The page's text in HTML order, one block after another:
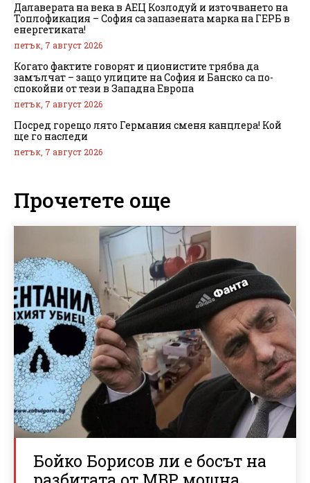
Далаверата на века в АЕЦ Козлодуй и източването на
Топлофикация – София са запазената марка на ГЕРБ в
енергетиката!
петък, 7 август 2026
Когато фактите говорят и ционистите трябва да
замълчат – защо улиците на София и Банско са по-
спокойни от тези в Западна Европа
петък, 7 август 2026
Посред горещо лято Германия сменя канцлера! Кой
ще го наследи
петък, 7 август 2026
Прочетете още
Бойко Борисов ли е босът на